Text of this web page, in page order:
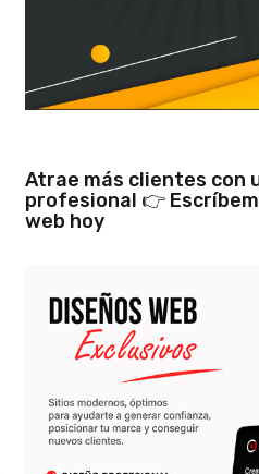
Atrae más clientes con
profesional 👉
web hoy